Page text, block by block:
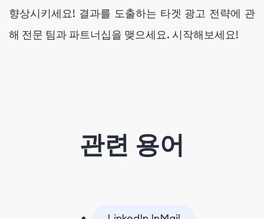
향상시키세요! 결과를 도출하는 타겟 광고 전략에 관
해 전문 팀과 파트너십을 맺으세요. 시작해보세요!
관련 용어